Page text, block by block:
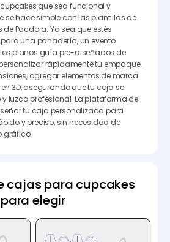
que sea funcional y
se hace simple con las plantillas de
Pacdora. Ya sea que estés
una panadería, un evento
planos guía pre-diseñados de
rápidamente tu empaque.
agregar elementos de marca
3D, asegurando que tu caja se
luzca profesional. La plataforma de
tu caja personalizada para
y preciso, sin necesidad de
gráfico.
cajas para cupcakes
para elegir